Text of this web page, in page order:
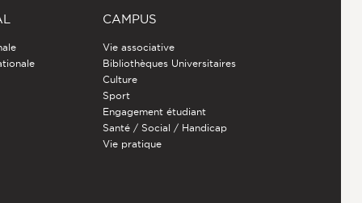
CAMPUS
Vie associative
Bibliothèques Universitaires
Culture
Sport
Engagement étudiant
Santé / Social / Handicap
Vie pratique